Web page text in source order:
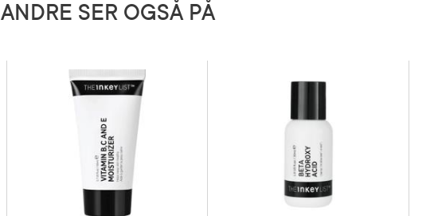
ANDRE SER OGSÅ PÅ